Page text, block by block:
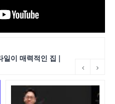
일이 매력적인 집 |